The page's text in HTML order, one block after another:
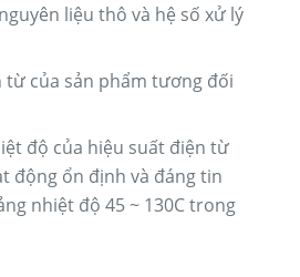
liệu thô và hệ số xử lý
từ của sản phẩm tương đối
độ của hiệu suất điện từ
động ổn định và đáng tin
nhiệt độ 45 ~ 130C trong